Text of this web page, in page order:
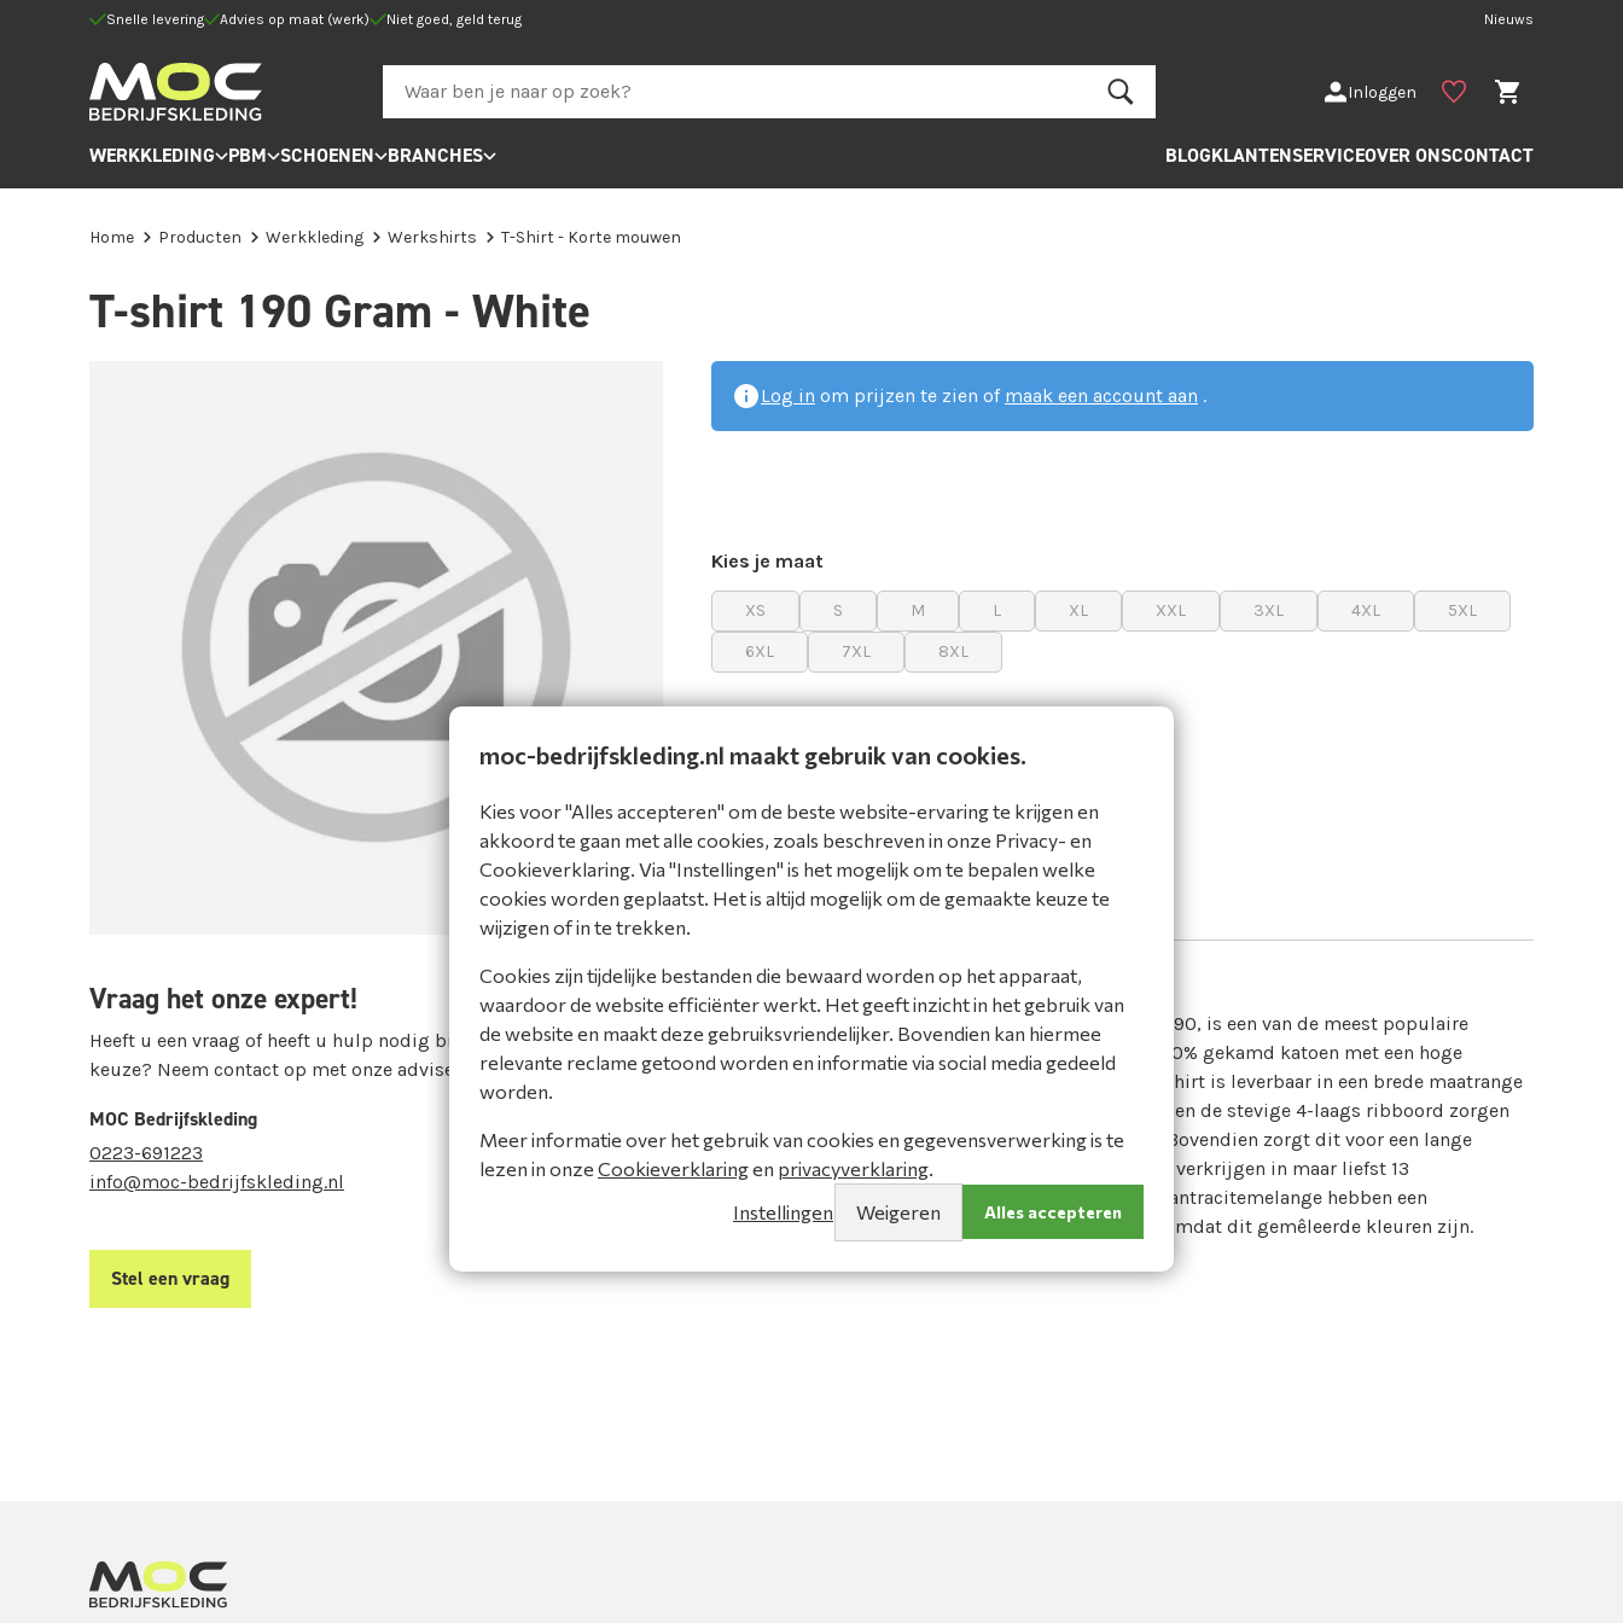
Snelle levering Advies op maat (werk) Niet goed, geld terug Nieuws
Inloggen
WERKKLEDING PBM SCHOENEN BRANCHES BLOGKLANTENSERVICEOVER ONSCONTACT
Home Producten Werkkleding Werkshirts T-Shirt - Korte mouwen
T-shirt 190 Gram - White
Vraag het onze expert!
Heeft u een vraag of heeft u hulp nodig bij het maken van een
keuze? Neem contact op met onze adviseur:
MOC Bedrijfskleding
0223-691223
info@moc-bedrijfskleding.nl
Stel een vraag
Log in om prijzen te zien of maak een account aan .
Kies je maat
XS S M L XL XXL 3XL 4XL
5XL
6XL
7XL 8XL
Bedrijfskleding op maat, voor elk beroep
Kwaliteit en comfort voor dagelijks gebruik
Omschrijving
Het T-shirt 190 Gram (101002), beter bekend als de T190, is een van de meest populaire
Tricorp T-shirts. Dit Tricorp T-shirt is gemaakt van 100% gekamd katoen met een hoge
kwaliteit met een doekgewicht van 190 gram. Het T-shirt is leverbaar in een brede maatrange
en dus ook in grote maten verkrijgbaar. De necktape en de stevige 4-laags ribboord zorgen
voor een professionele afwerking van de ronde hals. Bovendien zorgt dit voor een lange
levensduur van het T-shirt. Het T-shirt 190 Gram is te verkrijgen in maar liefst 13
representatieve kleuren. De kleuren greymelange en antracitemelange hebben een
doeksamenstelling van 85% katoen en 15% viscose, omdat dit gemêleerde kleuren zijn.
moc-bedrijfskleding.nl maakt gebruik van cookies.
Kies voor "Alles accepteren" om de beste website-ervaring te krijgen en
akkoord te gaan met alle cookies, zoals beschreven in onze Privacy- en
Cookieverklaring. Via "Instellingen" is het mogelijk om te bepalen welke
cookies worden geplaatst. Het is altijd mogelijk om de gemaakte keuze te
wijzigen of in te trekken.
Cookies zijn tijdelijke bestanden die bewaard worden op het apparaat,
waardoor de website efficiënter werkt. Het geeft inzicht in het gebruik van
de website en maakt deze gebruiksvriendelijker. Bovendien kan hiermee
relevante reclame getoond worden en informatie via social media gedeeld
worden.
Meer informatie over het gebruik van cookies en gegevensverwerking is te
lezen in onze Cookieverklaringen privacyverklaring
Instellingen
Weigeren Alles accepteren